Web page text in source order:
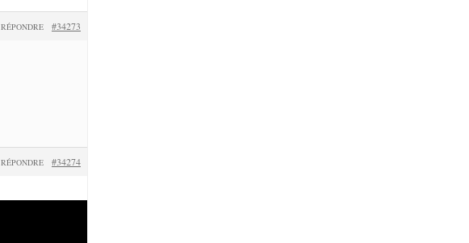
#34273
RÉPONDRE
#34274
RÉPONDRE